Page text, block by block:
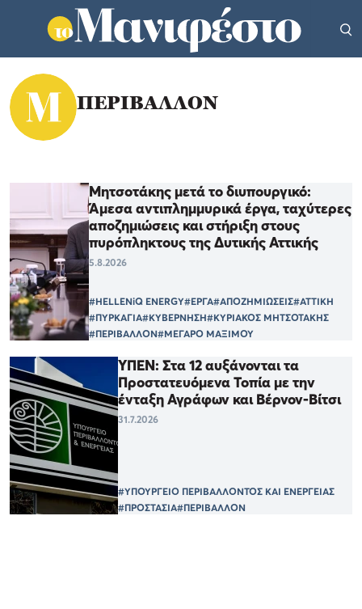
ΠΕΡΙΒΑΛΛΟΝ
Μητσοτάκης μετά το διυπουργικό:
Άμεσα αντιπλημμυρικά έργα, ταχύτερες
αποζημιώσεις και στήριξη στους
πυρόπληκτους της Δυτικής Αττικής
5.8.2026
#HELLENiQ ENERGY#ΕΡΓΑ#ΑΠΟΖΗΜΙΩΣΕΙΣ#ΑΤΤΙΚΗ
#ΠΥΡΚΑΓΙΑ#ΚΥΒΕΡΝΗΣΗ#ΚΥΡΙΑΚΟΣ ΜΗΤΣΟΤΑΚΗΣ
#ΠΕΡΙΒΑΛΛΟΝ#ΜΕΓΑΡΟ ΜΑΞΙΜΟΥ
ΥΠΕΝ: Στα 12 αυξάνονται τα
Προστατευόμενα Τοπία με την
ένταξη Αγράφων και Βέρνον-Βίτσι
31.7.2026
#ΥΠΟΥΡΓΕΙΟ ΠΕΡΙΒΑΛΛΟΝΤΟΣ ΚΑΙ ΕΝΕΡΓΕΙΑΣ
#ΠΡΟΣΤΑΣΙΑ#ΠΕΡΙΒΑΛΛΟΝ